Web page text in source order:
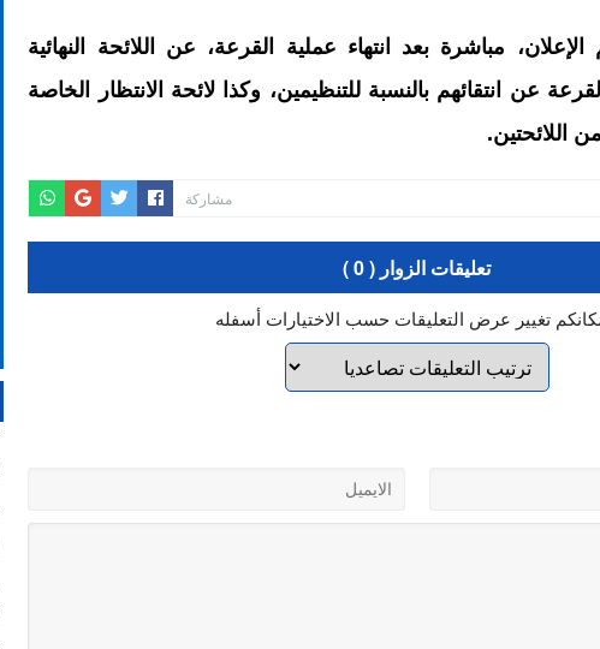
مباشرة بعد انتهاء عملية القرعة، عن اللائحة النهائية
عن انتقائهم بالنسبة للتنظيمين، وكذا لائحة الانتظار الخاصة
اللائحتين.
مشاركة
تعليقات الزوار ( 0 )
تغيير عرض التعليقات حسب الاختيارات أسفله